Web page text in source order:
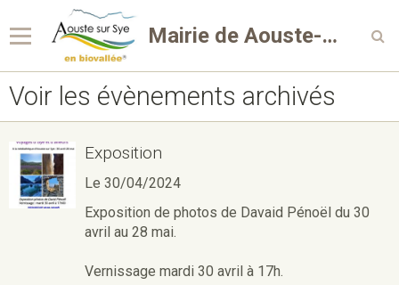
Mairie de Aouste-sur-Sye
Voir les évènements archivés
Exposition
Le 30/04/2024
Exposition de photos de Davaid Pénoël du 30
avril au 28 mai.
Vernissage mardi 30 avril à 17h.